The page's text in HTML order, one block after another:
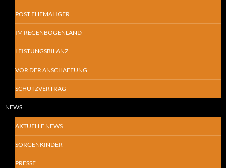
POST EHEMALIGER
IM REGENBOGENLAND
LEISTUNGSBILANZ
VOR DER ANSCHAFFUNG
SCHUTZVERTRAG
NEWS
AKTUELLE NEWS
SORGENKINDER
PRESSE